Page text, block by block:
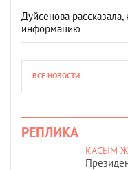
Дуйсенова
информацию
ВСЕ НОВОСТИ
РЕПЛИКА
КАСЫМ-